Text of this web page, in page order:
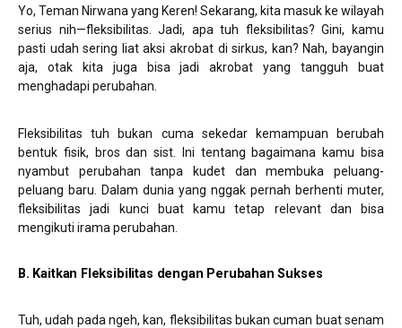
Yo, Teman Nirwana yang Keren! Sekarang, kita masuk ke wilayah
serius nih—fleksibilitas. Jadi, apa tuh fleksibilitas? Gini, kamu
pasti udah sering liat aksi akrobat di sirkus, kan? Nah, bayangin
aja, otak kita juga bisa jadi akrobat yang tangguh buat
menghadapi perubahan.
Fleksibilitas tuh bukan cuma sekedar kemampuan berubah
bentuk fisik, bros dan sist. Ini tentang bagaimana kamu bisa
nyambut perubahan tanpa kudet dan membuka peluang-
peluang baru. Dalam dunia yang nggak pernah berhenti muter,
fleksibilitas jadi kunci buat kamu tetap relevant dan bisa
mengikuti irama perubahan.
B. Kaitkan Fleksibilitas dengan Perubahan Sukses
Tuh, udah pada ngeh, kan, fleksibilitas bukan cuman buat senam